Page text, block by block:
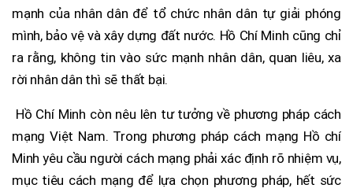
mạnh của nhân dân để tổ chức nhân dân tự giải phóng
mình, bảo vệ và xây dựng đất nước. Hồ Chí Minh cũng chỉ
ra rằng, không tin vào sức mạnh nhân dân, quan liêu, xa
rời nhân dân thì sẽ thất bại.
Hồ Chí Minh còn nêu lên tư tưởng về phương pháp cách
mạng Việt Nam. Trong phương pháp cách mạng Hồ chí
Minh yêu cầu người cách mạng phải xác định rõ nhiệm vụ,
mục tiêu cách mạng để lựa chọn phương pháp, hết sức